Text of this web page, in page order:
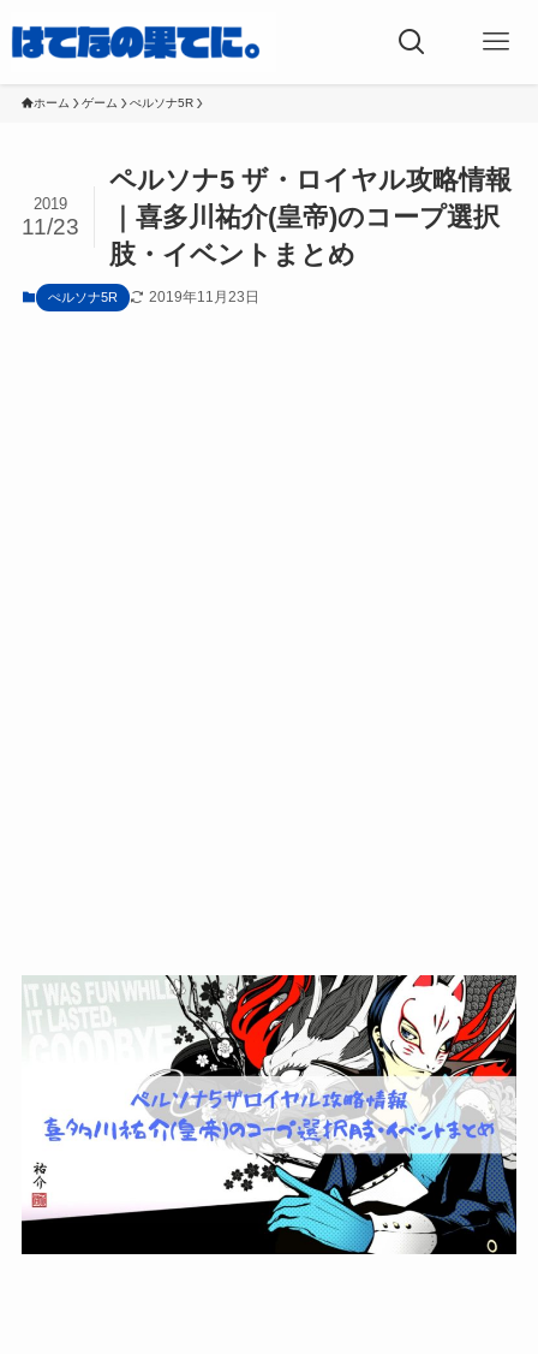
ホーム ゲーム ぺルソナ5R
ペルソナ5 ザ・ロイヤル攻略情報
｜喜多川祐介(皇帝)のコープ選択
肢・イベントまとめ
2019
11/23
ぺルソナ5R 2019年11月23日